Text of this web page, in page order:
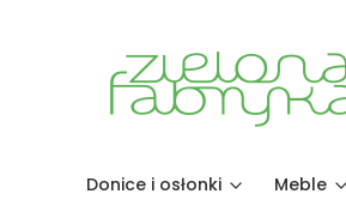
Donice i osłonki Meble